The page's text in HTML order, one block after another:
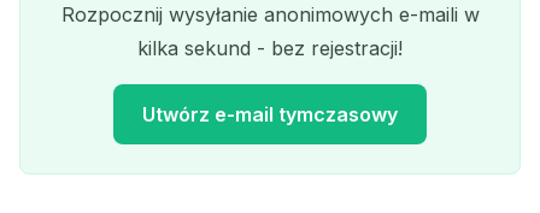
Rozpocznij wysyłanie anonimowych e-maili w
kilka sekund - bez rejestracji!
Utwórz e-mail tymczasowy